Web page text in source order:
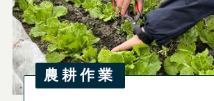
農耕作業